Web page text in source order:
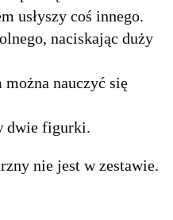
usłyszy coś innego.
naciskając duży
można nauczyć się
dwie figurki.
nie jest w zestawie.